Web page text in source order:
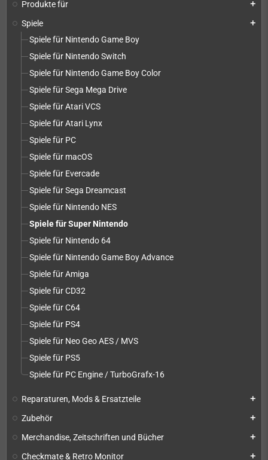
Produkte für add
Spiele add
Spiele für Nintendo Game Boy
Spiele für Nintendo Switch
Spiele für Nintendo Game Boy Color
Spiele für Sega Mega Drive
Spiele für Atari VCS
Spiele für Atari Lynx
Spiele für PC
Spiele für macOS
Spiele für Evercade
Spiele für Sega Dreamcast
Spiele für Nintendo NES
Spiele für Super Nintendo
Spiele für Nintendo 64
Spiele für Nintendo Game Boy Advance
Spiele für Amiga
Spiele für CD32
Spiele für C64
Spiele für PS4
Spiele für Neo Geo AES / MVS
Spiele für PS5
Spiele für PC Engine / TurboGrafx-16
Reparaturen, Mods & Ersatzteile add
Zubehör add
Merchandise, Zeitschriften und Bücher add
Checkmate & Retro Monitor add